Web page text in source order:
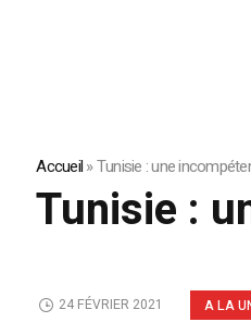
Accueil»Tunisie : une
Tunisie :
A LA
24 FÉVRIER 2021